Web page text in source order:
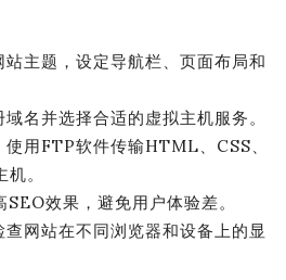
站主题，设定导航栏、页面布局和
域名并选择合适的虚拟主机服务。
使用FTP软件传输HTML、CSS、
。
SEO效果，避免用户体验差。
查网站在不同浏览器和设备上的显